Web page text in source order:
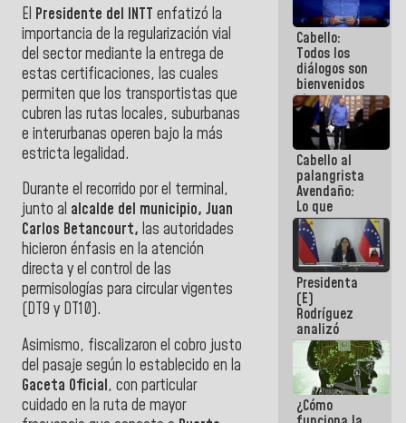
El Presidente del INTT enfatizó la
importancia de la regularización vial
del sector mediante la entrega de
estas certificaciones, las cuales
permiten que los transportistas que
cubren las rutas locales, suburbanas
e interurbanas operen bajo la más
estricta legalidad.
Durante el recorrido por el terminal,
junto al alcalde del municipio, Juan
Carlos Betancourt, las autoridades
hicieron énfasis en la atención
directa y el control de las
permisologías para circular vigentes
(DT9 y DT10).
Asimismo, fiscalizaron el cobro justo
del pasaje según lo establecido en la
Gaceta Oficial, con particular
cuidado en la ruta de mayor
al plan de
ahorro
energético
Cabello:
Todos los
diálogos son
bienvenidos
siempre que
estén en el
marco de la
Constitución
de la
República
Cabello al
palangrista
Avendaño:
Lo que
vayas a
escribir
hazlo hoy
por que no
sabemos si
la semana
que viene
hay
programa
Presidenta
(E)
Rodríguez
analizó
junto a
gobernadores
planes de
recuperación
del Sistema
¿Cómo